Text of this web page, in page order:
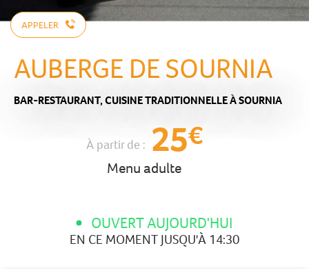
APPELER
AUBERGE DE SOURNIA
BAR-RESTAURANT,CUISINE TRADITIONNELLEÀ SOURNIA
À partir de : 25€
Menu adulte
OUVERT AUJOURD'HUI
EN CE MOMENT JUSQU'À 14:30